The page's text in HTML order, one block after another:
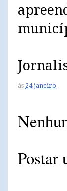
às 24 janeiro
Postar